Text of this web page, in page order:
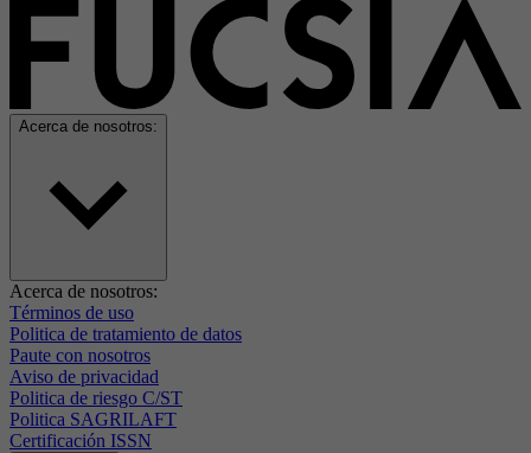
Acerca de nosotros:
Acerca de nosotros:
Términos de uso
Politica de tratamiento de datos
Paute con nosotros
Aviso de privacidad
Politica de riesgo C/ST
Politica SAGRILAFT
Certificación ISSN